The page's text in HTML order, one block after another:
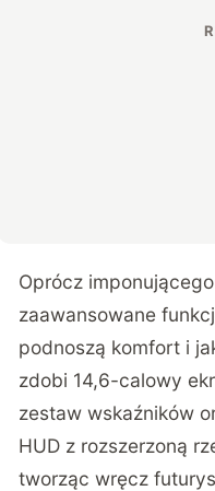
Oprócz
zaawansowane
podnoszą komfort i
zdobi 14,6-calowy
zestaw wskaźników
HUD z rozszerzoną
tworząc wręcz